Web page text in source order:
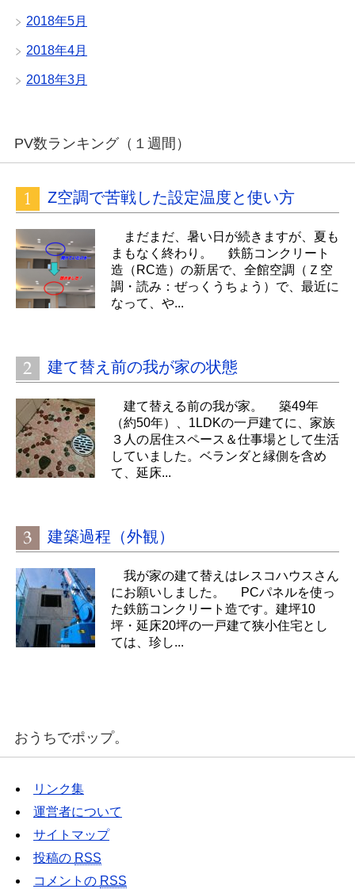
2018年5月
2018年4月
2018年3月
PV数ランキング（１週間）
Z空調で苦戦した設定温度と使い方
まだまだ、暑い日が続きますが、夏も
まもなく終わり。 鉄筋コンクリート
造（RC造）の新居で、全館空調（Ｚ空
調・読み：ぜっくうちょう）で、最近に
なって、や...
建て替え前の我が家の状態
建て替える前の我が家。 築49年
（約50年）、1LDKの一戸建てに、家族
３人の居住スペース＆仕事場として生活
していました。ベランダと縁側を含め
て、延床...
建築過程（外観）
我が家の建て替えはレスコハウスさん
にお願いしました。 PCパネルを使っ
た鉄筋コンクリート造です。建坪10
坪・延床20坪の一戸建て狭小住宅とし
ては、珍し...
おうちでポップ。
リンク集
運営者について
サイトマップ
投稿の RSS
コメントの RSS